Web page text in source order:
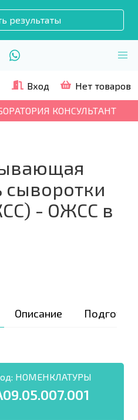
результаты
Вход Нет товаров
КОНСУЛЬТАНТ
сыворотки
- ОЖСС в
Описание
НОМЕНКЛАТУРЫ